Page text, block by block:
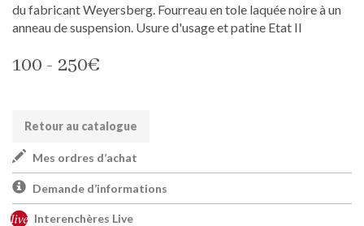
du fabricant Weyersberg. Fourreau en tole laquée noire à un
anneau de suspension. Usure d'usage et patine Etat II
100 - 250€
Retour au catalogue
Mes ordres d’achat
Demande d’informations
Interenchères Live